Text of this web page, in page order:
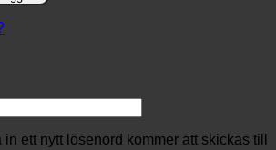
ett nytt lösenord kommer att skickas till